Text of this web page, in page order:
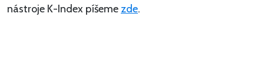
nástroje K-Index píšeme zde.